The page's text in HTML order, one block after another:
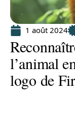
1 août 2024
l’animal
logo de